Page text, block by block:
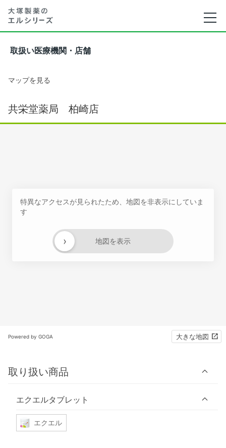
取扱い医療機関・店舗
マップを見る
共栄堂薬局 柏崎店
特異なアクセスが見られたため、地図を非表示にしていま
す
地図を表示
›
Powered by GOGA 大きな地図
取り扱い商品
エクエルタブレット
エクエル